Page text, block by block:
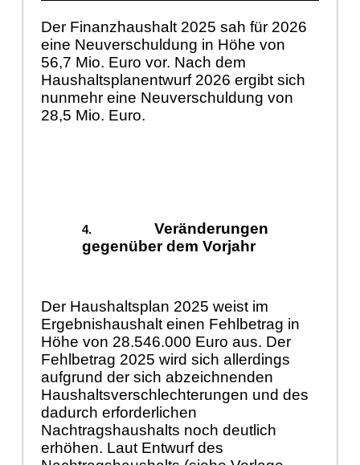
Der Finanzhaushalt 2025 sah für 2026
eine Neuverschuldung in Höhe von
56,7 Mio. Euro vor. Nach dem
Haushaltsplanentwurf 2026 ergibt sich
nunmehr eine Neuverschuldung von
28,5 Mio. Euro.
Veränderungen
gegenüber dem Vorjahr
Der Haushaltsplan 2025 weist im
Ergebnishaushalt einen Fehlbetrag in
Höhe von 28.546.000 Euro aus. Der
Fehlbetrag 2025 wird sich allerdings
aufgrund der sich abzeichnenden
Haushaltsverschlechterungen und des
dadurch erforderlichen
Nachtragshaushalts noch deutlich
erhöhen. Laut Entwurf des